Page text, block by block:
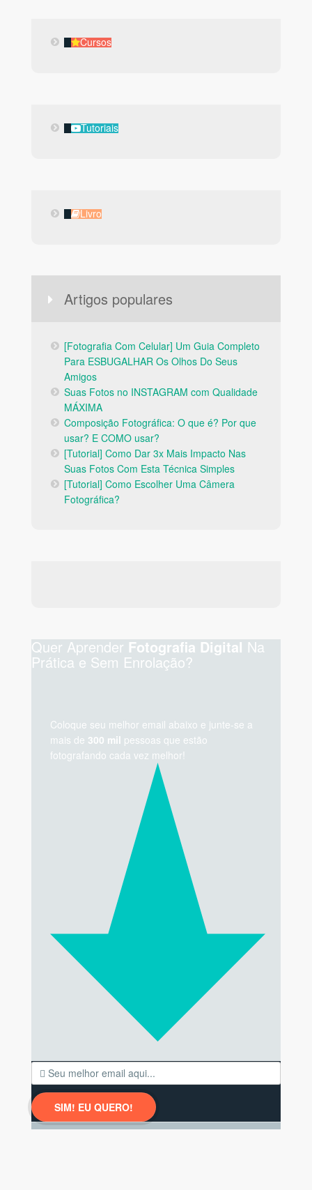
CursosCursos
TutoriaisTutoriais
LivroLivro
Artigos populares
[Fotografia Com Celular] Um Guia Completo
Para ESBUGALHAR Os Olhos Do Seus
Amigos
Suas Fotos no INSTAGRAM com Qualidade
MÁXIMA
Composição Fotográfica: O que é? Por que
usar? E COMO usar?
[Tutorial] Como Dar 3x Mais Impacto Nas
Suas Fotos Com Esta Técnica Simples
[Tutorial] Como Escolher Uma Câmera
Fotográfica?
Quer AprenderFotografia DigitalNa
Prática e Sem Enrolação?
Coloque seu melhor email abaixo e junte-se a
mais de 300 mil pessoas que estão
fotografando cada vez melhor!